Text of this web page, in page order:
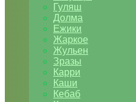
Гуляш
Долма
Ежики
Жаркое
Жульен
Зразы
Карри
Каши
Кебаб